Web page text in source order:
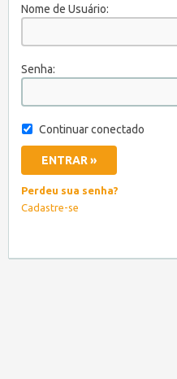
Nome de Usuário:
Senha:
Continuar conectado
Perdeu sua senha?
Cadastre-se